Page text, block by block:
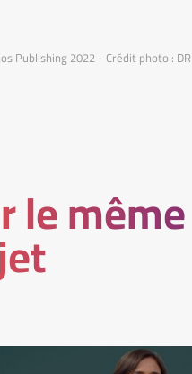
Publishing 2022 - Crédit photo : DR
le même